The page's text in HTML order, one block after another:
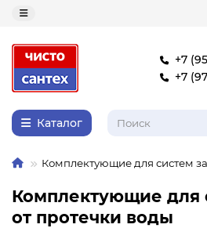
+7
+7
Каталог
Комплектующие для систем
Комплектующие для
от протечки воды